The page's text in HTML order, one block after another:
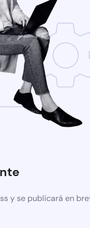
y se publicará en